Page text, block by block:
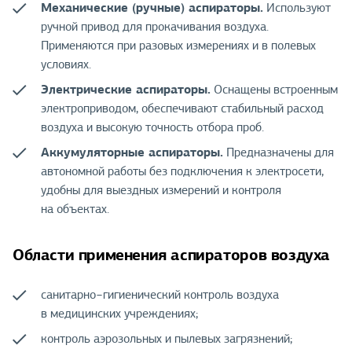
Механические (ручные) аспираторы. Используют
ручной привод для прокачивания воздуха.
Применяются при разовых измерениях и в полевых
условиях.
Электрические аспираторы. Оснащены встроенным
электроприводом, обеспечивают стабильный расход
воздуха и высокую точность отбора проб.
Аккумуляторные аспираторы. Предназначены для
автономной работы без подключения к электросети,
удобны для выездных измерений и контроля
на объектах.
Области применения аспираторов воздуха
санитарно−гигиенический контроль воздуха
в медицинских учреждениях;
контроль аэрозольных и пылевых загрязнений;